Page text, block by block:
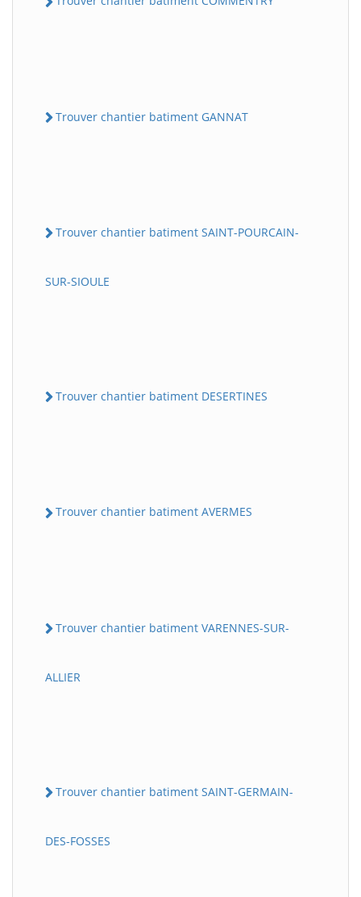
Trouver chantier batiment GANNAT
Trouver chantier batiment SAINT-POURCAIN-
SUR-SIOULE
Trouver chantier batiment DESERTINES
Trouver chantier batiment AVERMES
Trouver chantier batiment VARENNES-SUR-
ALLIER
Trouver chantier batiment SAINT-GERMAIN-
DES-FOSSES